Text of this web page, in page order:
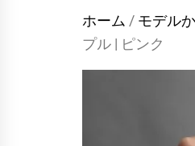
ホーム / モデル
プル | ピンク